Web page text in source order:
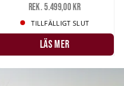
Rek. 5.499,00 kr
TILLFÄLLIGT SLUT
LÄS MER